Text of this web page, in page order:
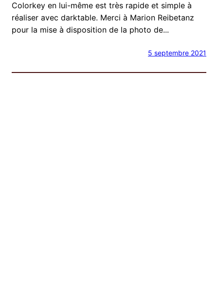
Colorkey en lui-même est très rapide et simple à
réaliser avec darktable. Merci à Marion Reibetanz
pour la mise à disposition de la photo de...
5 septembre 2021